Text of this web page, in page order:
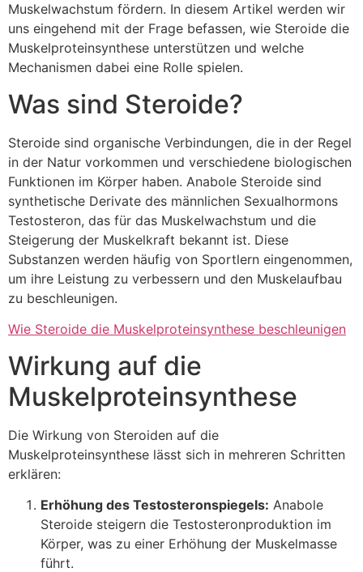
Muskelwachstum fördern. In diesem Artikel werden wir
uns eingehend mit der Frage befassen, wie Steroide die
Muskelproteinsynthese unterstützen und welche
Mechanismen dabei eine Rolle spielen.
Was sind Steroide?
Steroide sind organische Verbindungen, die in der Regel
in der Natur vorkommen und verschiedene biologischen
Funktionen im Körper haben. Anabole Steroide sind
synthetische Derivate des männlichen Sexualhormons
Testosteron, das für das Muskelwachstum und die
Steigerung der Muskelkraft bekannt ist. Diese
Substanzen werden häufig von Sportlern eingenommen,
um ihre Leistung zu verbessern und den Muskelaufbau
zu beschleunigen.
Wie Steroide die Muskelproteinsynthese beschleunigen
Wirkung auf die
Muskelproteinsynthese
Die Wirkung von Steroiden auf die
Muskelproteinsynthese lässt sich in mehreren Schritten
erklären:
Erhöhung des Testosteronspiegels: Anabole
Steroide steigern die Testosteronproduktion im
Körper, was zu einer Erhöhung der Muskelmasse
führt.